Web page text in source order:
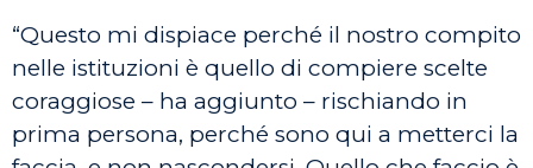
“Questo mi dispiace perché il nostro compito
nelle istituzioni è quello di compiere scelte
coraggiose – ha aggiunto – rischiando in
prima persona, perché sono qui a metterci la